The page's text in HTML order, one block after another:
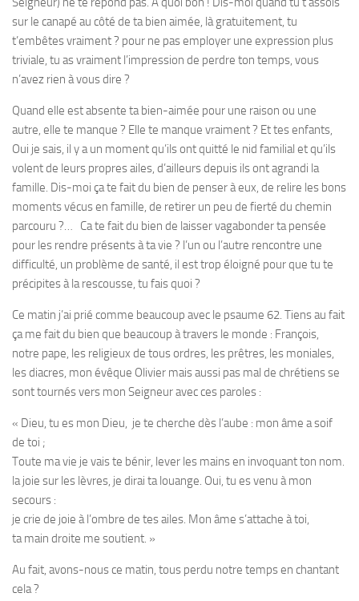
sur le canapé au côté de ta bien aimée, là gratuitement, tu
t’embêtes vraiment ? pour ne pas employer une expression plus
triviale, tu as vraiment l’impression de perdre ton temps, vous
n’avez rien à vous dire ?
Quand elle est absente ta bien-aimée pour une raison ou une
autre, elle te manque ? Elle te manque vraiment ? Et tes enfants,
Oui je sais, il y a un moment qu’ils ont quitté le nid familial et qu’ils
volent de leurs propres ailes, d’ailleurs depuis ils ont agrandi la
famille. Dis-moi ça te fait du bien de penser à eux, de relire les bons
moments vécus en famille, de retirer un peu de fierté du chemin
parcouru ?… Ca te fait du bien de laisser vagabonder ta pensée
pour les rendre présents à ta vie ? l’un ou l’autre rencontre une
difficulté, un problème de santé, il est trop éloigné pour que tu te
précipites à la rescousse, tu fais quoi ?
Ce matin j’ai prié comme beaucoup avec le psaume 62. Tiens au fait
ça me fait du bien que beaucoup à travers le monde : François,
notre pape, les religieux de tous ordres, les prêtres, les moniales,
les diacres, mon évêque Olivier mais aussi pas mal de chrétiens se
sont tournés vers mon Seigneur avec ces paroles :
« Dieu, tu es mon Dieu, je te cherche dès l’aube : mon âme a soif
de toi ;
Toute ma vie je vais te bénir, lever les mains en invoquant ton nom.
la joie sur les lèvres, je dirai ta louange. Oui, tu es venu à mon
secours :
je crie de joie à l’ombre de tes ailes. Mon âme s’attache à toi,
ta main droite me soutient. »
Au fait, avons-nous ce matin, tous perdu notre temps en chantant
cela ?